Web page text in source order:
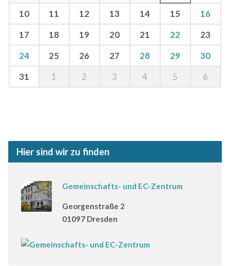
10 11 12 13 14 15 16
17 18 19 20 21 22 23
24 25 26 27 28 29 30
31 1 2 3 4 5 6
Hier sind wir zu finden
Gemeinschafts- und EC-Zentrum
Georgenstraße 2
01097 Dresden